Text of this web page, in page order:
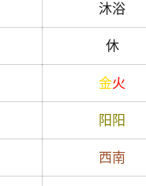
沐浴
休
金火
阳 阳
西南